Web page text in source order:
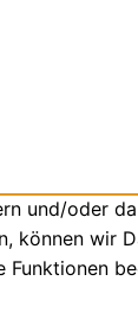
und/oder
können
Funktionen